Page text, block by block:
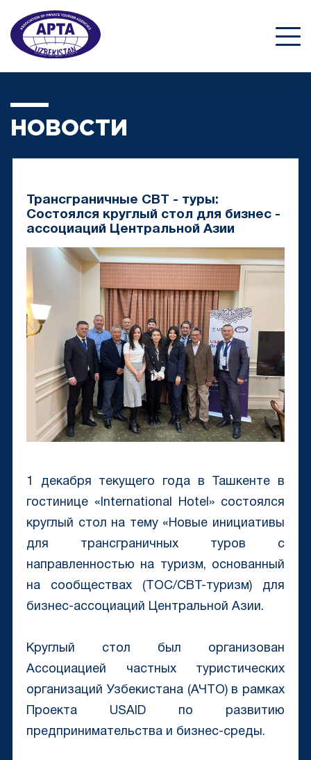
НОВОСТИ
Трансграничные CBT - туры:
Состоялся круглый стол для бизнес -
ассоциаций Центральной Азии
1 декабря текущего года в Ташкенте в
гостинице «International Hotel» состоялся
круглый стол на тему «Новые инициативы
для трансграничных туров с
направленностью на туризм, основанный
на сообществах (ТОС/CBT-туризм) для
бизнес-ассоциаций Центральной Азии.
Круглый стол был организован
Ассоциацией частных туристических
организаций Узбекистана (АЧТО) в рамках
Проекта USAID по развитию
предпринимательства и бизнес-среды.